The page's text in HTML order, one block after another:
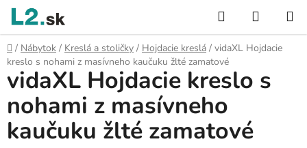
Prejsť
obsah
Hľadať
KOŠÍK
Domov
/ Nábytok / Kreslá a stoličky / Hojdacie kreslá / vidaXL Hojdacie
kreslo s nohami z masívneho kaučuku žlté zamatové
vidaXL Hojdacie kreslo s
nohami z masívneho
kaučuku žlté zamatové